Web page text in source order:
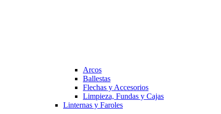
Arcos
Ballestas
Flechas y Accesorios
Limpieza, Fundas y Cajas
Linternas y Faroles